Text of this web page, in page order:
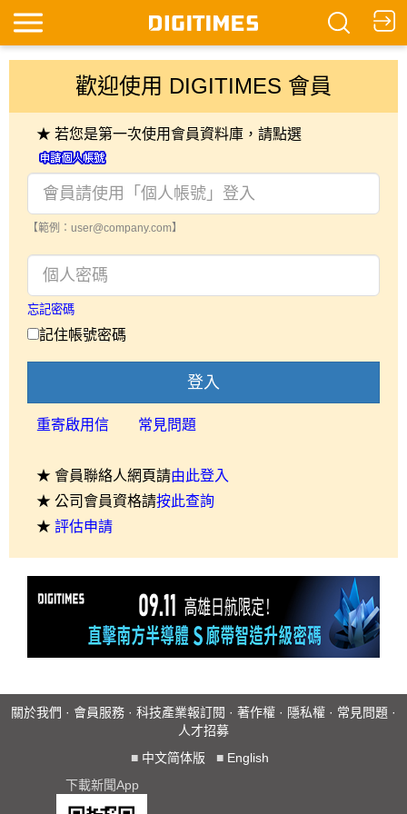
歡迎使用 DIGITIMES 會員
★ 若您是第一次使用會員資料庫，請點選
【範例：user@company.com】
忘記密碼
記住帳號密碼
登入
重寄啟用信 常見問題
★ 會員聯絡人網頁請由此登入
★ 公司會員資格請按此查詢
★ 評估申請
關於我們 · 會員服務 · 科技產業報訂閱 · 著作權 · 隱私權 · 常見問題 ·
人才招募
■ 中文简体版 ■ English
下載新聞App